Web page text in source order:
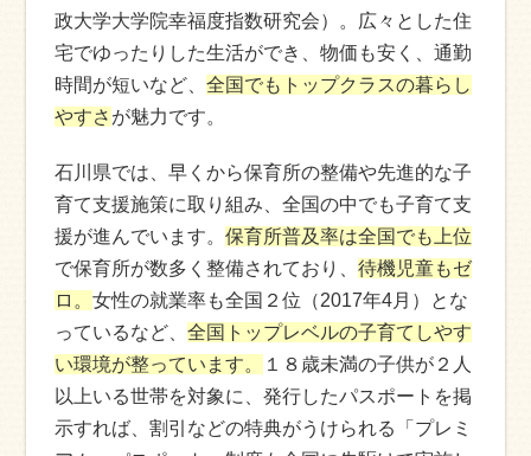
政大学大学院幸福度指数研究会）。広々とした住
宅でゆったりした生活ができ、物価も安く、通勤
時間が短いなど、 全国でもトップクラスの暮らし
やすさ が魅力です。
石川県では、早くから保育所の整備や先進的な子
育て支援施策に取り組み、全国の中でも子育て支
援が進んでいます。 保育所普及率は全国でも上位
で保育所が数多く整備されており、 待機児童もゼ
ロ。 女性の就業率も全国２位（2017年4月）とな
っているなど、 全国トップレベルの子育てしやす
い環境が整っています。
１８歳未満の子供が２人
以上いる世帯を対象に、発行したパスポートを掲
示すれば、割引などの特典がうけられる「プレミ